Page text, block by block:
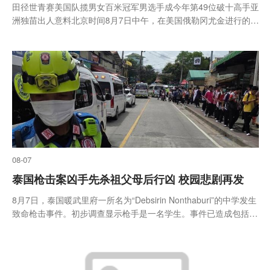
田径世青赛美国队揽男女百米冠军男选手成今年第49位破十高手亚
洲独苗出人意料北京时间8月7日中午，在美国俄勒冈尤金进行的
08-07
泰国枪击案凶手先杀祖父母后行凶 校园悲剧再发
8月7日，泰国暖武里府一所名为“Debsirin Nonthaburi”的中学发生
致命枪击事件。初步调查显示枪手是一名学生。事件已造成包括枪